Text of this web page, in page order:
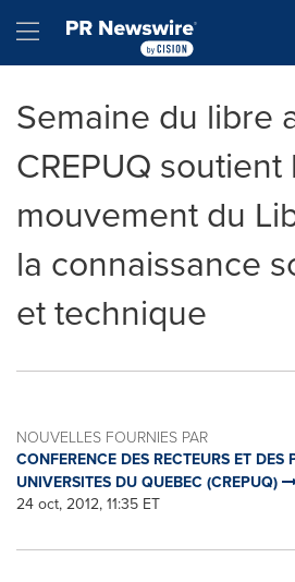
Hamburger menu
Semaine du libre
CREPUQ soutient
mouvement du
la connaissance
et technique
NOUVELLES FOURNIES PAR
CONFERENCE DES RECTEURS ET DES
UNIVERSITES DU QUEBEC (CREPUQ)
24 oct, 2012, 11:35 ET